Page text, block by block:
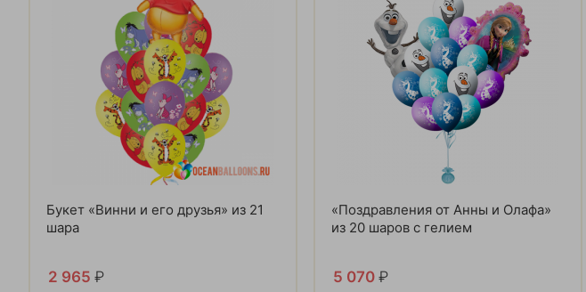
Букет «Винни и его друзья» из 21
шара
2 965 ₽
«Поздравления от Анны и Олафа»
из 20 шаров с гелием
5 070 ₽